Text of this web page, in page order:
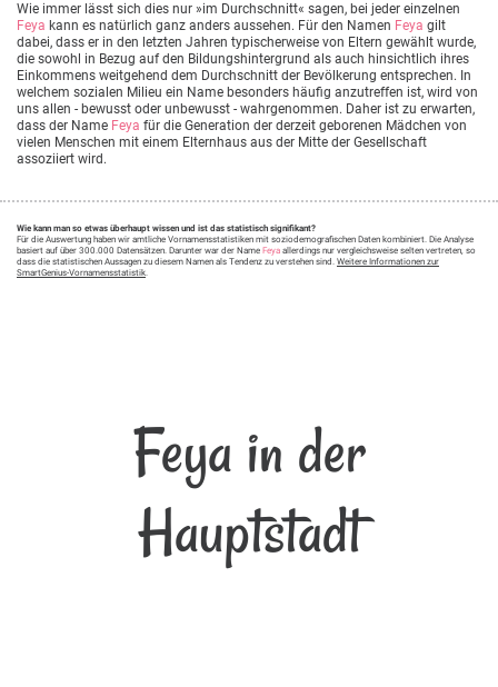
Wie immer lässt sich dies nur »im Durchschnitt« sagen, bei jeder einzelnen
Feya kann es natürlich ganz anders aussehen. Für den Namen Feya gilt
dabei, dass er in den letzten Jahren typischerweise von Eltern gewählt wurde,
die sowohl in Bezug auf den Bildungshintergrund als auch hinsichtlich ihres
Einkommens weitgehend dem Durchschnitt der Bevölkerung entsprechen. In
welchem sozialen Milieu ein Name besonders häufig anzutreffen ist, wird von
uns allen - bewusst oder unbewusst - wahrgenommen. Daher ist zu erwarten,
dass der Name Feya für die Generation der derzeit geborenen Mädchen von
vielen Menschen mit einem Elternhaus aus der Mitte der Gesellschaft
assoziiert wird.
Wie kann man so etwas überhaupt wissen und ist das statistisch signifikant?
Für die Auswertung haben wir amtliche Vornamensstatistiken mit soziodemografischen Daten kombiniert. Die Analyse
basiert auf über 300.000 Datensätzen. Darunter war der Name Feya allerdings nur vergleichsweise selten vertreten, so
dass die statistischen Aussagen zu diesem Namen als Tendenz zu verstehen sind. Weitere Informationen zur
SmartGenius-Vornamensstatistik.
Feya in der
Hauptstadt